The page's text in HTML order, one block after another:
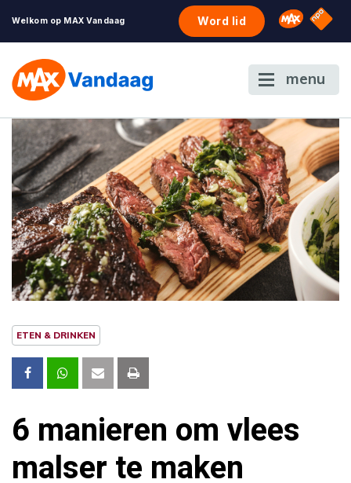
Welkom op MAX Vandaag Word lid Omroep
NPO
menu
ETEN & DRINKEN
6 manieren om vlees
malser te maken